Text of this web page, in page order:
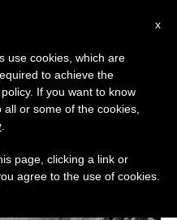
x
use cookies, which are
to achieve the
If you want to know
or some of the cookies,
page, clicking a link or
agree to the use of cookies.